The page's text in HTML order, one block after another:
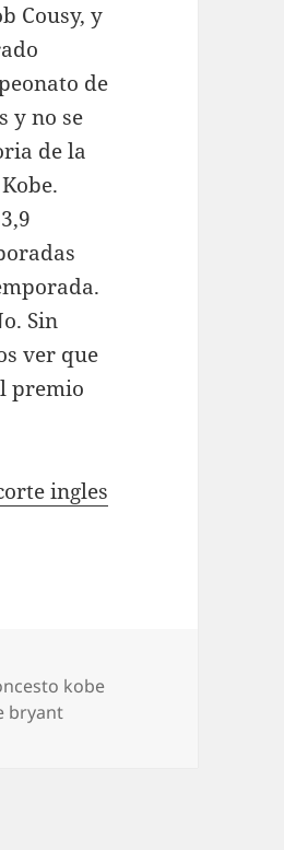
Cousy, y
de
y no se
de la
Sin
ver que
premio
ingles
kobe
bryant